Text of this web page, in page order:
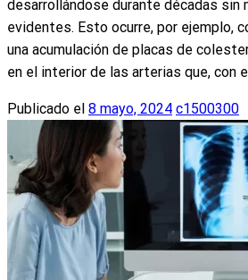
desarrollándose durante décadas sin
evidentes. Esto ocurre, por ejemplo,
una acumulación de placas de
en el interior de las arterias que, con
Publicado el 8 mayo, 2024 c1500300